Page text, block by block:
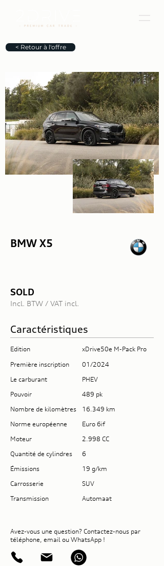
< Retour à l'offre
BMW X5
SOLD
Incl. BTW / VAT incl.
Caractéristiques
Edition
xDrive50e M-Pack Pro
Première inscription
01/2024
Le carburant
PHEV
Pouvoir
489 pk
Nombre de kilomètres
16.349 km
Norme européenne
Euro 6if
Moteur
2.998 CC
Quantité de cylindres
6
Émissions
19 g/km
Carrosserie
SUV
Transmission
Automaat
Avez-vous une question? Contactez-nous par
téléphone, email ou WhatsApp !